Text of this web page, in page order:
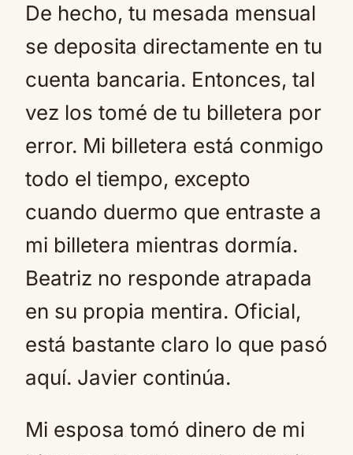
De hecho, tu mesada mensual
se deposita directamente en tu
cuenta bancaria. Entonces, tal
vez los tomé de tu billetera por
error. Mi billetera está conmigo
todo el tiempo, excepto
cuando duermo que entraste a
mi billetera mientras dormía.
Beatriz no responde atrapada
en su propia mentira. Oficial,
está bastante claro lo que pasó
aquí. Javier continúa.
Mi esposa tomó dinero de mi